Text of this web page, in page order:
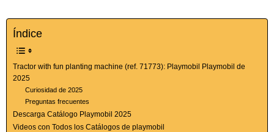
Índice
Tractor with fun planting machine (ref. 71773): Playmobil Playmobil de
2025
Curiosidad de 2025
Preguntas frecuentes
Descarga Catálogo Playmobil 2025
Videos con Todos los Catálogos de playmobil